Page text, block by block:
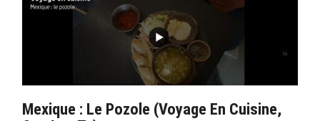
Mexique : Le Pozole (Voyage En Cuisine,